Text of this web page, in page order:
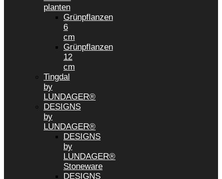
planten
Grünpflanzen
6
cm
Grünpflanzen
12
cm
Tingdal
by
LUNDAGER®
DESIGNS
by
LUNDAGER®
DESIGNS
by
LUNDAGER®
Stoneware
DESIGNS